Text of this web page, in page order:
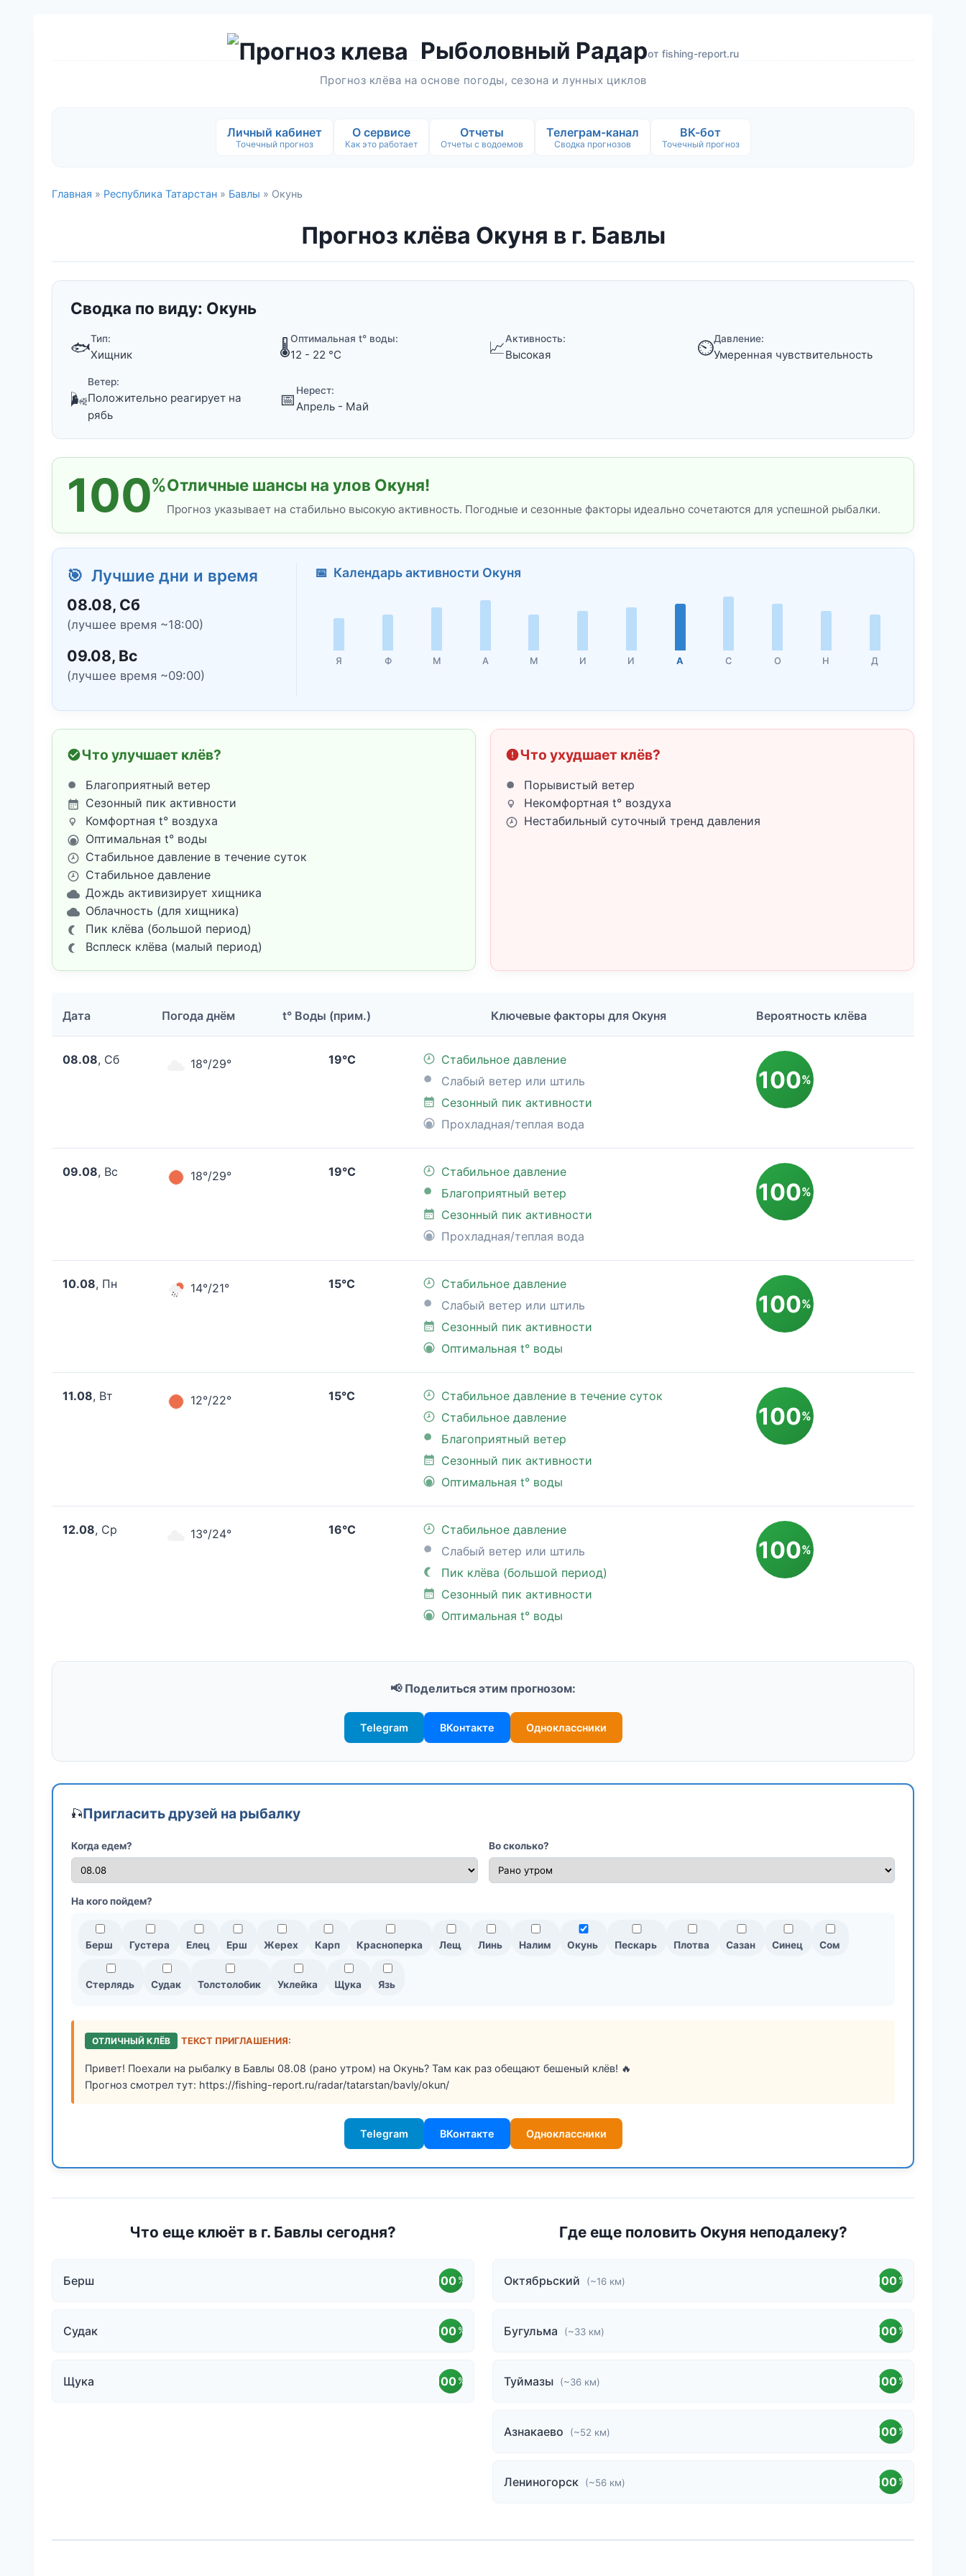
Рыболовный Радарот fishing-report.ru
Прогноз клёва на основе погоды, сезона и лунных циклов
Личный кабинет
Точечный прогноз
О сервисе
Как это работает
Отчеты
Отчеты с водоемов
Телеграм-канал
Сводка прогнозов
ВК-бот
Точечный прогноз
Главная » Республика Татарстан » Бавлы » Окунь
Прогноз клёва Окуня в г. Бавлы
Сводка по виду: Окунь
🐟Тип:
Хищник 🌡️Оптимальная t° воды:
12 - 22 °C 📈Активность:
Высокая ⏲️Давление:
Умеренная чувствительность
🌬️
Ветер:
Положительно реагирует на
рябь
📅 Нерест:
Апрель - Май
100%Отличные шансы на улов Окуня!
Прогноз указывает на стабильно высокую активность. Погодные и сезонные факторы идеально сочетаются для успешной рыбалки.
🎯 Лучшие дни и время
08.08, Сб
(лучшее время ~18:00)
09.08, Вс
(лучшее время ~09:00)
📅 Календарь активности Окуня
Я Ф М А М И И А С О Н Д
Что улучшает клёв?
Благоприятный ветер
Сезонный пик активности
Комфортная t° воздуха
Оптимальная t° воды
Стабильное давление в течение суток
Стабильное давление
Дождь активизирует хищника
Облачность (для хищника)
Пик клёва (большой период)
Всплеск клёва (малый период)
Что ухудшает клёв?
Порывистый ветер
Некомфортная t° воздуха
Нестабильный суточный тренд давления
Дата Погода днём t° Воды (прим.) Ключевые факторы для Окуня Вероятность клёва
08.08, Сб 18°/29° 19°C
Стабильное давление
Слабый ветер или штиль
Сезонный пик активности
Прохладная/теплая вода
100%
09.08, Вс 18°/29° 19°C
Стабильное давление
Благоприятный ветер
Сезонный пик активности
Прохладная/теплая вода
100%
10.08, Пн 14°/21° 15°C
Стабильное давление
Слабый ветер или штиль
Сезонный пик активности
Оптимальная t° воды
100%
11.08, Вт 12°/22° 15°C
Стабильное давление в течение суток
Стабильное давление
Благоприятный ветер
Сезонный пик активности
Оптимальная t° воды
100%
12.08, Ср 13°/24° 16°C
Стабильное давление
Слабый ветер или штиль
Пик клёва (большой период)
Сезонный пик активности
Оптимальная t° воды
100%
📢 Поделиться этим прогнозом:
Telegram ВКонтакте Одноклассники
🎣Пригласить друзей на рыбалку
Когда едем? Во сколько?
На кого пойдем?
Берш Густера Елец Ерш Жерех Карп Красноперка Лещ Линь Налим Окунь Пескарь Плотва Сазан Синец Сом
Стерлядь Судак Толстолобик Уклейка Щука Язь
ОТЛИЧНЫЙ КЛЁВ ТЕКСТ ПРИГЛАШЕНИЯ:
Привет! Поехали на рыбалку в Бавлы 08.08 (рано утром) на Окунь? Там как раз обещают бешеный клёв! 🔥
Прогноз смотрел тут: https://fishing-report.ru/radar/tatarstan/bavly/okun/
Telegram ВКонтакте Одноклассники
Что еще клюёт в г. Бавлы сегодня?
Берш 100 %
Судак 100 %
Щука 100 %
Где еще половить Окуня неподалеку?
Октябрьский (~16 км) 100 %
Бугульма (~33 км) 100 %
Туймазы (~36 км) 100 %
Азнакаево (~52 км) 100 %
Лениногорск (~56 км) 100 %